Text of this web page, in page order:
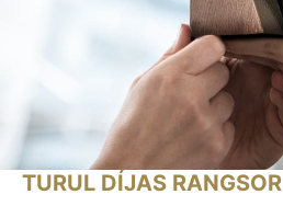
TURUL DÍJAS RANGSOR